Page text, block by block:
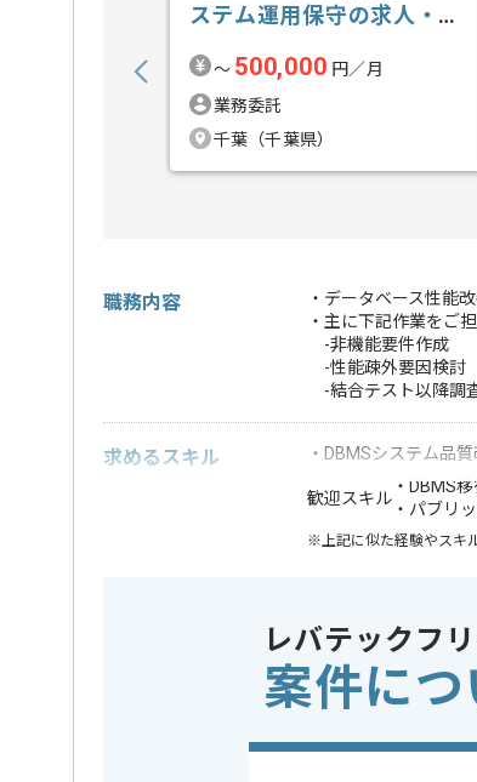
ステム運用保守の求人・案
〜 500,000 円／月
業務委託
千葉（千葉県）
職務内容
・データベース性能
・主に下記作業をご
-非機能要件作成
-性能疎外要因検討
-結合テスト以降調
求めるスキル ・DBMSシステム品
歓迎スキル
・DBMS
・パブリ
※上記に似た経験やスキ
特徴
レバテックフ
案件につ